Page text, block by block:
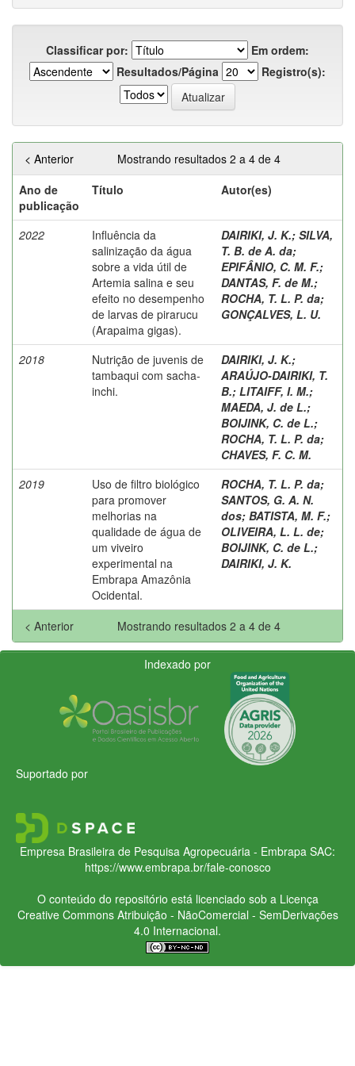
Classificar por:
Em ordem:
Resultados/Página
Registro(s):
Mostrando resultados 2 a 4 de 4
< Anterior
Ano de
publicação
Título Autor(es)
2022
Influência da
salinização da água
sobre a vida útil de
Artemia salina e seu
efeito no desempenho
de larvas de pirarucu
(Arapaima gigas).
DAIRIKI, J. K.; SILVA,
T. B. de A. da;
EPIFÂNIO, C. M. F.;
DANTAS, F. de M.;
ROCHA, T. L. P. da;
GONÇALVES, L. U.
2018
Nutrição de juvenis de
tambaqui com sacha-
inchi.
DAIRIKI, J. K.;
ARAÚJO-DAIRIKI, T.
B.; LITAIFF, I. M.;
MAEDA, J. de L.;
BOIJINK, C. de L.;
ROCHA, T. L. P. da;
CHAVES, F. C. M.
2019
Uso de filtro biológico
para promover
melhorias na
qualidade de água de
um viveiro
experimental na
Embrapa Amazônia
Ocidental.
ROCHA, T. L. P. da;
SANTOS, G. A. N.
dos; BATISTA, M. F.;
OLIVEIRA, L. L. de;
BOIJINK, C. de L.;
DAIRIKI, J. K.
Mostrando resultados 2 a 4 de 4
< Anterior
Indexado por
Suportado por
Empresa Brasileira de Pesquisa Agropecuária - Embrapa SAC:
https://www.embrapa.br/fale-conosco
O conteúdo do repositório está licenciado sob a Licença
Creative CommonsAtribuição - NãoComercial - SemDerivações
4.0 Internacional.